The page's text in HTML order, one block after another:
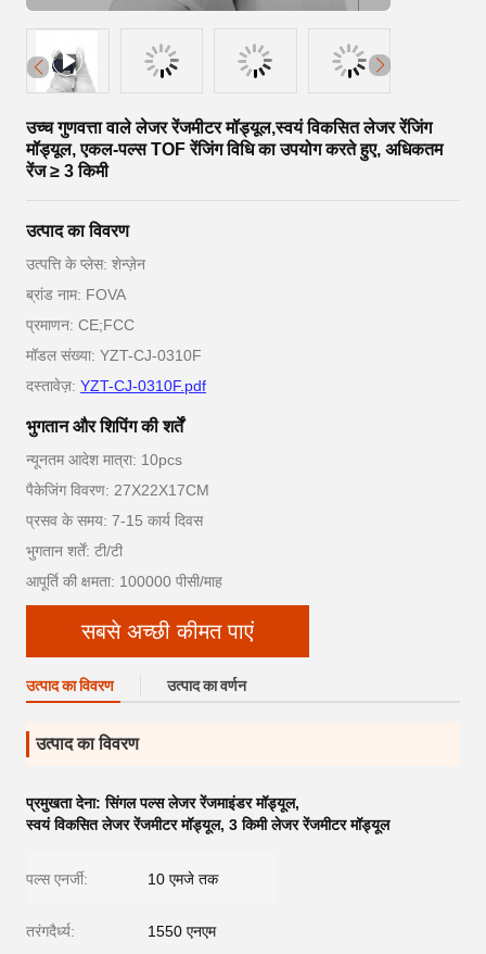
उच्च गुणवत्ता वाले लेजर रेंजमीटर मॉड्यूल,स्वयं विकसित लेजर रेंजिंग
मॉड्यूल, एकल-पल्स TOF रेंजिंग विधि का उपयोग करते हुए, अधिकतम
रेंज ≥ 3 किमी
उत्पाद का विवरण
उत्पत्ति के प्लेस: शेन्ज़ेन
ब्रांड नाम: FOVA
प्रमाणन: CE;FCC
मॉडल संख्या: YZT-CJ-0310F
दस्तावेज़: YZT-CJ-0310F.pdf
भुगतान और शिपिंग की शर्तें
न्यूनतम आदेश मात्रा: 10pcs
पैकेजिंग विवरण: 27X22X17CM
प्रसव के समय: 7-15 कार्य दिवस
भुगतान शर्तें: टी/टी
आपूर्ति की क्षमता: 100000 पीसी/माह
सबसे अच्छी कीमत पाएं
उत्पाद का विवरण उत्पाद का वर्णन
उत्पाद का विवरण
प्रमुखता देना:सिंगल पल्स लेजर रेंजमाइंडर मॉड्यूल,
स्वयं विकसित लेजर रेंजमीटर मॉड्यूल, 3 किमी लेजर रेंजमीटर मॉड्यूल
पल्स एनर्जी: 10 एमजे तक
तरंगदैर्ध्य: 1550 एनएम